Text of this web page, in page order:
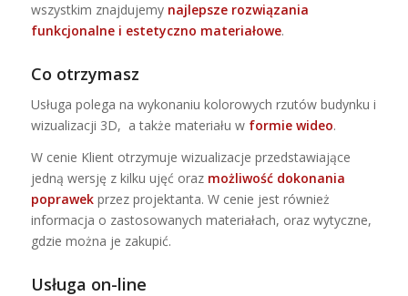
wszystkim znajdujemy najlepsze rozwiązania
funkcjonalne i estetyczno materiałowe.
Co otrzymasz
Usługa polega na wykonaniu kolorowych rzutów budynku i
wizualizacji 3D, a także materiału w formie wideo.
W cenie Klient otrzymuje wizualizacje przedstawiające
jedną wersję z kilku ujęć oraz możliwość dokonania
poprawekprzez projektanta. W cenie jest również
informacja o zastosowanych materiałach, oraz wytyczne,
gdzie można je zakupić.
Usługa on-line